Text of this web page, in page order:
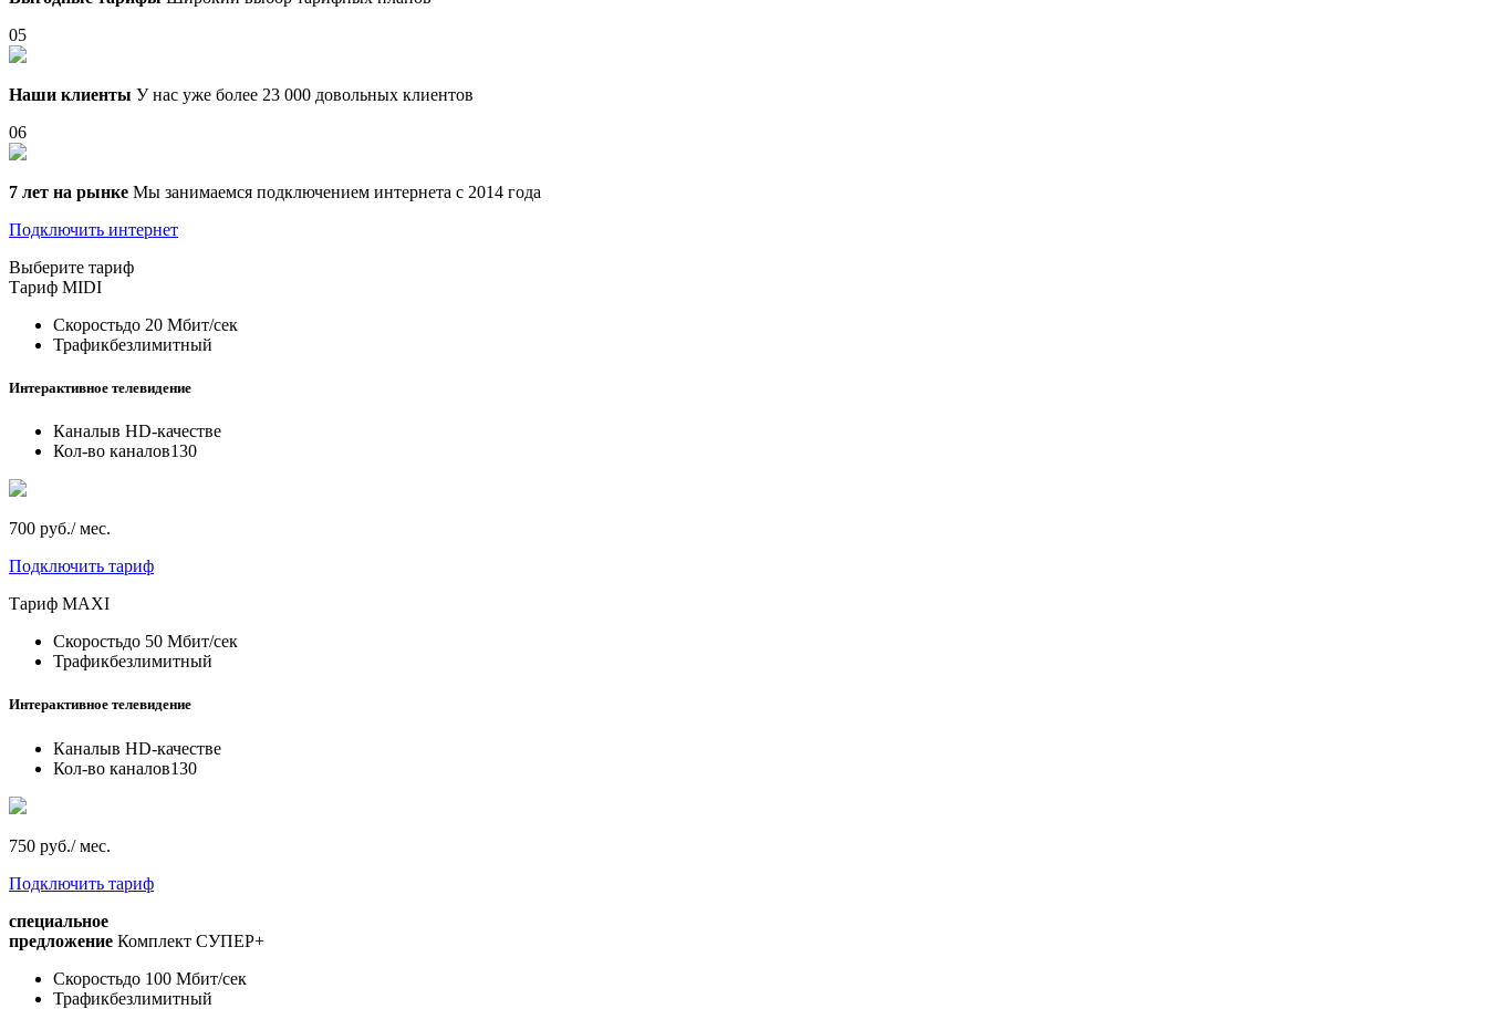
05
Наши клиенты У нас уже более 23 000 довольных клиентов
06
7 лет на рынке Мы занимаемся подключением интернета с 2014 года
Подключить интернет
Выберите тариф
Тариф MIDI
Скоростьдо 20 Мбит/сек
Трафикбезлимитный
Интерактивное телевидение
Каналыв HD-качестве
Кол-во каналов130
700 руб./ мес.
Подключить тариф
Тариф MAXI
Скоростьдо 50 Мбит/сек
Трафикбезлимитный
Интерактивное телевидение
Каналыв HD-качестве
Кол-во каналов130
750 руб./ мес.
Подключить тариф
специальное
предложение Комплект СУПЕР+
Скоростьдо 100 Мбит/сек
Трафикбезлимитный